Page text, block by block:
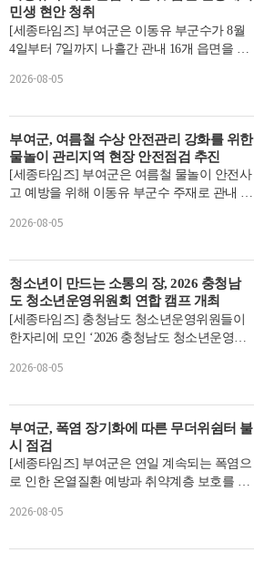
민생 현안 청취
[세종타임즈] 부여군은 이동유 부군수가 8월
4일부터 7일까지 나흘간 관내 16개 읍면을 순
일정을 본격적...
2026-08-05
부여군, 여름철 수상 안전관리 강화를 위한
물놀이 관리지역 현장 안전점검 추진
[세종타임즈] 부여군은 여름철 물놀이 안전사
고 예방을 위해 이동유 부군수 주재로 관내 물
고 5일 밝혔다....
2026-08-05
청소년이 만드는 소통의 장, 2026 충청남
도 청소년운영위원회 연합 캠프 개최
[세종타임즈] 충청남도 청소년운영위원들이
한자리에 모인 ‘2026 충청남도 청소년운영위
1박 2일간 부여...
2026-08-05
부여군, 폭염 장기화에 따른 무더위쉼터 불
시 점검
[세종타임즈] 부여군은 연일 계속되는 폭염으
로 인한 온열질환 예방과 취약계층 보호를 위
쉼터에 대한 불...
2026-08-05